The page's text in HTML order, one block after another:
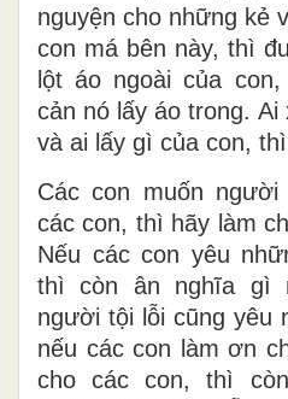
nguyện cho những kẻ
con má bên này, thì
lột áo ngoài của
cản nó lấy áo trong.
và ai lấy gì của con,
Các con muốn
các con, thì hãy làm
Nếu các con yêu
thì còn ân nghĩa gì
người tội lỗi cũng yêu
nếu các con làm ơn
cho các con, thì